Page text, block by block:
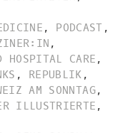
, PODCAST ,
,
HOSPITAL CARE ,
, REPUBLIK ,
AM SONNTAG,
ILLUSTRIERTE ,